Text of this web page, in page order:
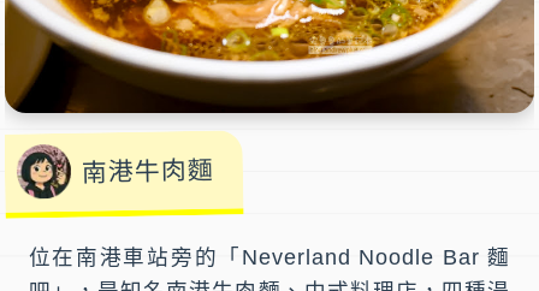
南港牛肉麵
位在 南港車站 旁的「 Neverland Noodle Bar 麵